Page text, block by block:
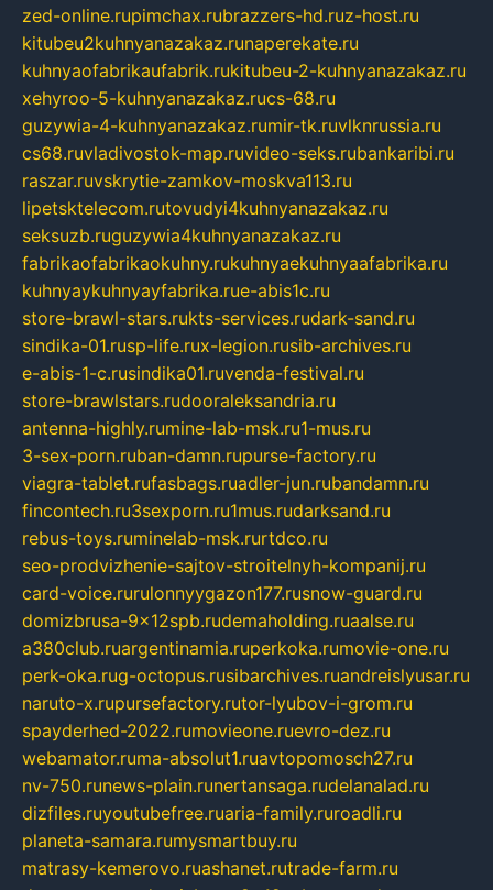
zed-online.rupimchax.rubrazzers-hd.ruz-host.ru
kitubeu2kuhnyanazakaz.runaperekate.ru
kuhnyaofabrikaufabrik.rukitubeu-2-kuhnyanazakaz.ru
xehyroo-5-kuhnyanazakaz.rucs-68.ru
guzywia-4-kuhnyanazakaz.rumir-tk.ruvlknrussia.ru
cs68.ruvladivostok-map.ruvideo-seks.rubankaribi.ru
raszar.ruvskrytie-zamkov-moskva113.ru
lipetsktelecom.rutovudyi4kuhnyanazakaz.ru
seksuzb.ruguzywia4kuhnyanazakaz.ru
fabrikaofabrikaokuhny.rukuhnyaekuhnyaafabrika.ru
kuhnyaykuhnyayfabrika.rue-abis1c.ru
store-brawl-stars.rukts-services.rudark-sand.ru
sindika-01.rusp-life.rux-legion.rusib-archives.ru
e-abis-1-c.rusindika01.ruvenda-festival.ru
store-brawlstars.rudooraleksandria.ru
antenna-highly.rumine-lab-msk.ru1-mus.ru
3-sex-porn.ruban-damn.rupurse-factory.ru
viagra-tablet.rufasbags.ruadler-jun.rubandamn.ru
fincontech.ru3sexporn.ru1mus.rudarksand.ru
rebus-toys.ruminelab-msk.rurtdco.ru
seo-prodvizhenie-sajtov-stroitelnyh-kompanij.ru
card-voice.rurulonnyygazon177.rusnow-guard.ru
domizbrusa-9x12spb.rudemaholding.ruaalse.ru
a380club.ruargentinamia.ruperkoka.rumovie-one.ru
perk-oka.rug-octopus.rusibarchives.ruandreislyusar.ru
naruto-x.rupursefactory.rutor-lyubov-i-grom.ru
spayderhed-2022.rumovieone.ruevro-dez.ru
webamator.ruma-absolut1.ruavtopomosch27.ru
nv-750.runews-plain.runertansaga.rudelanalad.ru
dizfiles.ruyoutubefree.ruaria-family.ruroadli.ru
planeta-samara.rumysmartbuy.ru
matrasy-kemerovo.ruashanet.rutrade-farm.ru